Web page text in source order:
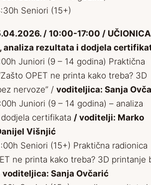
Seniori (15+)
/ 10:00-17:00 /
analiza rezultata i dodjela
Juniori (9 – 14 godina) Praktična
OPET ne printa kako treba? 3D
nervoze” / voditeljica: Sanja
Juniori (9 – 14 godina) – analiza
certifikata / voditelji: Marko
Višnjić
Seniori (15+) Praktična radionica
ne printa kako treba? 3D printanje
voditeljica: Sanja Ovčarić